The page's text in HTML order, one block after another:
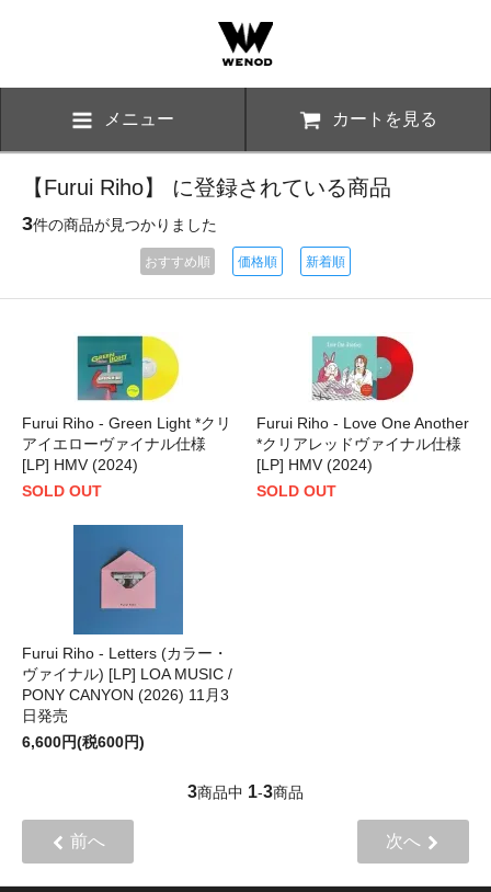
メニュー カートを見る
【Furui Riho】 に登録されている商品
3件の商品が見つかりました
おすすめ順 価格順 新着順
Furui Riho - Green Light *クリ
アイエローヴァイナル仕様
[LP] HMV (2024)
SOLD OUT
Furui Riho - Love One Another
*クリアレッドヴァイナル仕様
[LP] HMV (2024)
SOLD OUT
Furui Riho - Letters (カラー・
ヴァイナル) [LP] LOA MUSIC /
PONY CANYON (2026) 11月3
日発売
6,600円(税600円)
3商品中 1-3商品
前へ 次へ